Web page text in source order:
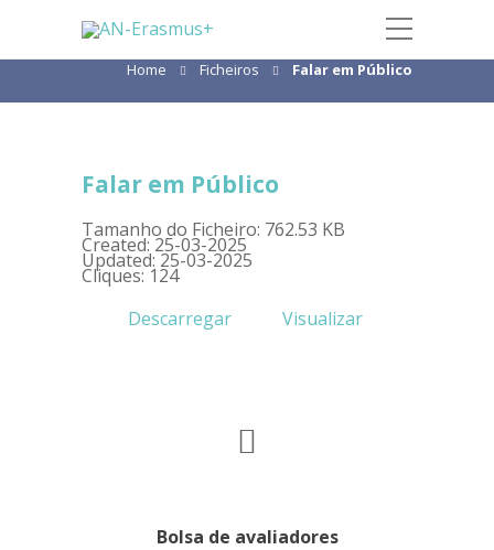
Falar em Público
Home Ficheiros Falar em Público
Falar em Público
Tamanho do Ficheiro: 762.53 KB
Created: 25-03-2025
Updated: 25-03-2025
Cliques: 124
Descarregar
Visualizar
Bolsa de avaliadores